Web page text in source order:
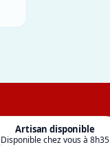
Artisan disponible
Disponible chez vous à 8h35